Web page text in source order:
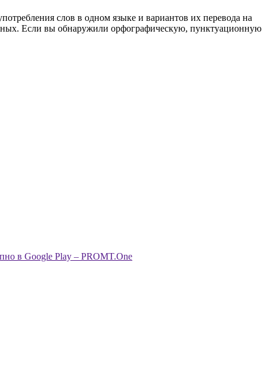
слов в одном языке и вариантов их перевода на
Если вы обнаружили орфографическую, пунктуационную